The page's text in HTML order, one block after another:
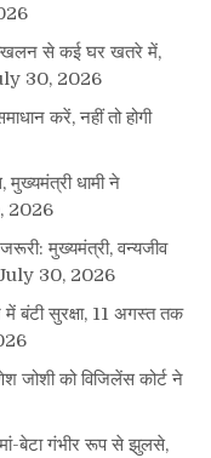
से कई घर खतरे में,
30, 2026
करें, नहीं तो होगी
धामी ने
2026
मुख्यमंत्री, वन्यजीव
30, 2026
में बंटी सुरक्षा, 11 अगस्त तक
जोशी को विजिलेंस कोर्ट ने
बेटा गंभीर रूप से झुलसे,